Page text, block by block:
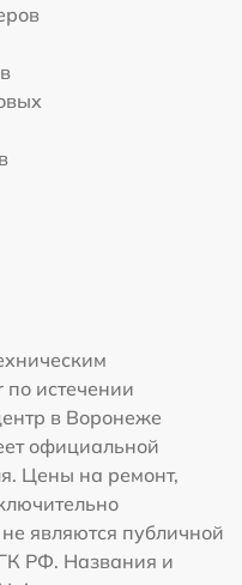
истечении
в Воронеже
официальной
Цены на ремонт,
являются публичной
РФ. Названия и